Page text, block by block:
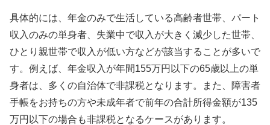
具体的には、年金のみで生活している高齢者世帯、パート
収入のみの単身者、失業中で収入が大きく減少した世帯、
ひとり親世帯で収入が低い方などが該当することが多いで
す。例えば、年金収入が年間155万円以下の65歳以上の単
身者は、多くの自治体で非課税となります。また、障害者
手帳をお持ちの方や未成年者で前年の合計所得金額が135
万円以下の場合も非課税となるケースがあります。